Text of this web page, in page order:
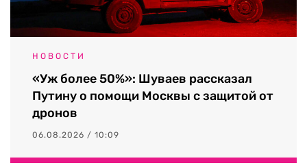
НОВОСТИ
«Уж более 50%»: Шуваев рассказал
Путину о помощи Москвы с защитой от
дронов
06.08.2026 / 10:09